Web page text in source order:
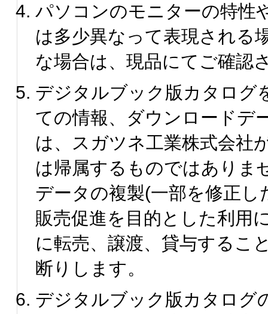
パソコンのモニターの特性
は多少異なって表現される
な場合は、現品にてご確認
デジタルブック版カタログ
ての情報、ダウンロードデ
は、スガツネ工業株式会社
は帰属するものではありま
データの複製(一部を修正
販売促進を目的とした利用
に転売、譲渡、貸与するこ
断りします。
デジタルブック版カタログ